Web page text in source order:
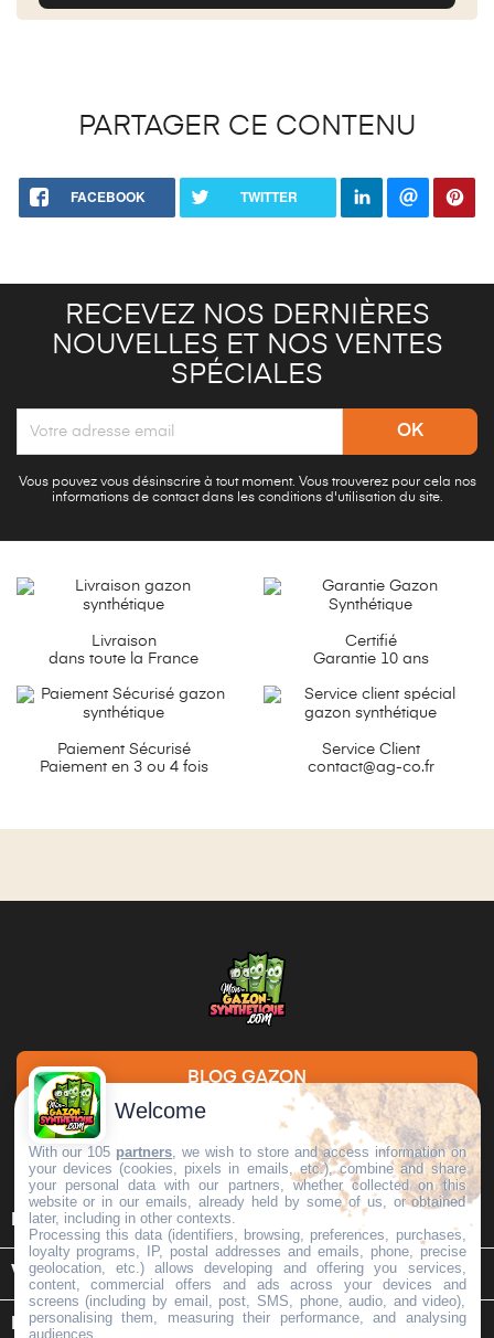
PARTAGER CE CONTENU
FACEBOOK TWITTER
RECEVEZ NOS DERNIÈRES
NOUVELLES ET NOS VENTES
SPÉCIALES
Vous pouvez vous désinscrire à tout moment. Vous trouverez pour cela nos
informations de contact dans les conditions d'utilisation du site.
Livraison
dans toute la France
Certifié
Garantie 10 ans
Paiement Sécurisé
Paiement en 3 ou 4 fois
Service Client
contact@ag-co.fr
BLOG GAZON
DEMANDE DE DEVIS
INFORMATIONS 
VOTRE COMPTE 
INFORMATIONS SUR LE MAGASIN keyboard_arrow_down
Welcome
With our 105 partners , we wish to store and access information on
your devices (cookies, pixels in emails, etc.), combine and share
your personal data with our partners, whether collected on this
website or in our emails, already held by some of us, or obtained
later, including in other contexts.
Processing this data (identifiers, browsing, preferences, purchases,
loyalty programs, IP, postal addresses and emails, phone, precise
geolocation, etc.) allows developing and offering you services,
content, commercial offers and ads across your devices and
screens (including by email, post, SMS, phone, audio, and video),
personalising them, measuring their performance, and analysing
audiences.